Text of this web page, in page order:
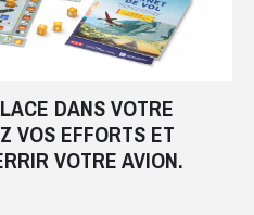
DANS VOTRE
VOS EFFORTS ET
VOTRE AVION.